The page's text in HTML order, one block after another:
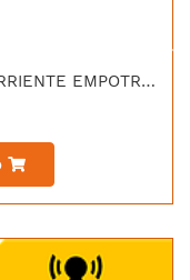
[TMA501U] UYUSTOOLS TOMACORRIENTE EMPOTRABLE SIMPLE ACERO INOX C/CURVA